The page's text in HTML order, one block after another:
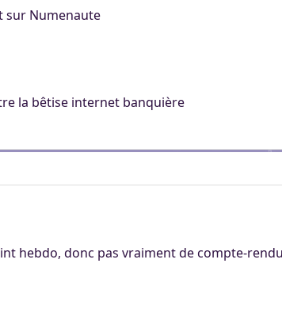
sur Numenaute
la bêtise internet banquière
hebdo, donc pas vraiment de compte-